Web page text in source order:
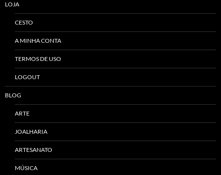
LOJA
CESTO
A MINHA CONTA
TERMOS DE USO
LOGOUT
BLOG
ARTE
JOALHARIA
ARTESANATO
MÚSICA